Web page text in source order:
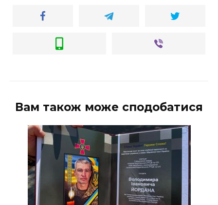
Вам також може сподобатися